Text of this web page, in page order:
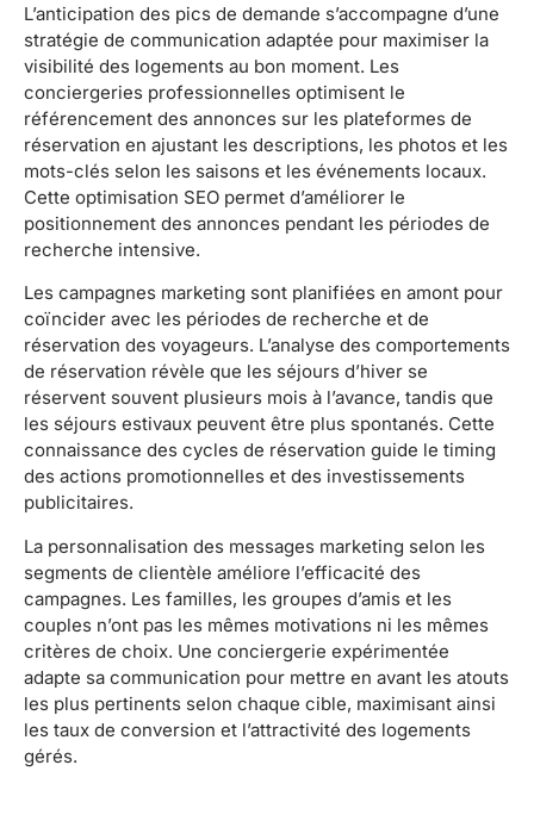
L’anticipation des pics de demande s’accompagne d’une
stratégie de communication adaptée pour maximiser la
visibilité des logements au bon moment. Les
conciergeries professionnelles optimisent le
référencement des annonces sur les plateformes de
réservation en ajustant les descriptions, les photos et les
mots-clés selon les saisons et les événements locaux.
Cette optimisation SEO permet d’améliorer le
positionnement des annonces pendant les périodes de
recherche intensive.
Les campagnes marketing sont planifiées en amont pour
coïncider avec les périodes de recherche et de
réservation des voyageurs. L’analyse des comportements
de réservation révèle que les séjours d’hiver se
réservent souvent plusieurs mois à l’avance, tandis que
les séjours estivaux peuvent être plus spontanés. Cette
connaissance des cycles de réservation guide le timing
des actions promotionnelles et des investissements
publicitaires.
La personnalisation des messages marketing selon les
segments de clientèle améliore l’efficacité des
campagnes. Les familles, les groupes d’amis et les
couples n’ont pas les mêmes motivations ni les mêmes
critères de choix. Une conciergerie expérimentée
adapte sa communication pour mettre en avant les atouts
les plus pertinents selon chaque cible, maximisant ainsi
les taux de conversion et l’attractivité des logements
gérés.